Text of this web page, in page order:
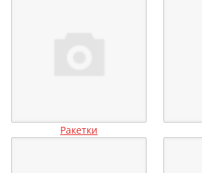
Ракетки